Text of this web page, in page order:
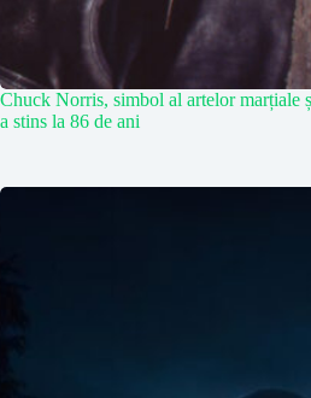
Chuck Norris, simbol al artelor marțiale
a stins la 86 de ani